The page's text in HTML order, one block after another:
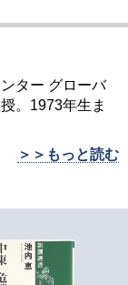
ター グローバ
。1973年生ま
＞＞もっと読む